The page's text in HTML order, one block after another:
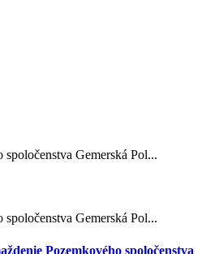
spoločenstva Gemerská Pol...
spoločenstva Gemerská Pol...
Pozemkového spoločenstva